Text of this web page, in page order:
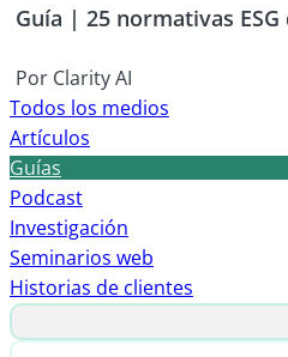
Todos los medios
Artículos
Guías
Podcast
Investigación
Seminarios web
Historias de clientes
Guía | 25 normativas
Por Clarity AI